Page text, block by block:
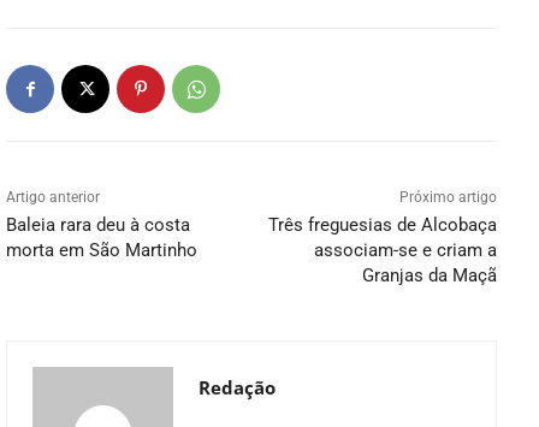
Artigo anterior
Baleia rara deu à costa
morta em São Martinho
Próximo artigo
Três freguesias de Alcobaça
associam-se e criam a
Granjas da Maçã
Redação